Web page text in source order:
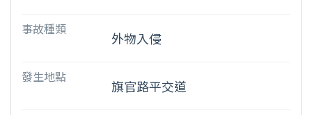
事故種類
外物入侵
發生地點
旗官路平交道